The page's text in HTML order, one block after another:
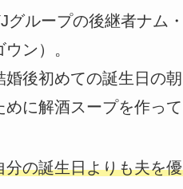
グループの後継者ナム
ウン）。
婚後初めての誕生日の
めに解酒スープを作って
分の誕生日よりも夫を